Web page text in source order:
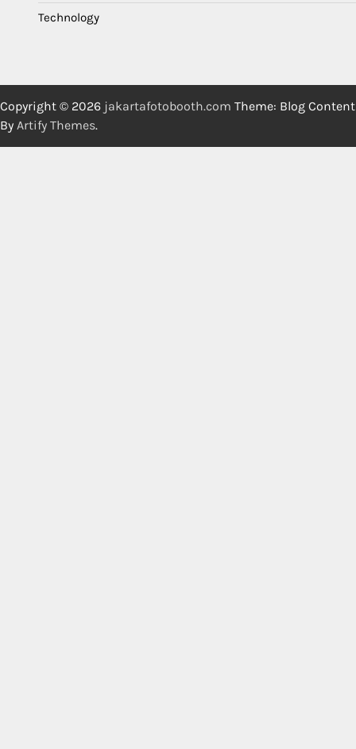
Technology
Copyright © 2026 jakartafotobooth.com Theme: Blog Content
By Artify Themes.